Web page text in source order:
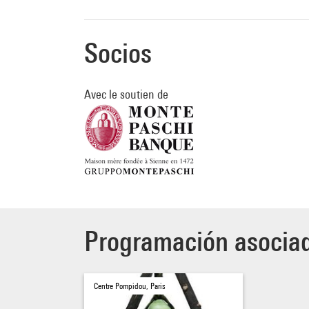
Socios
Avec le soutien de
Programación
Centre Pompidou, Paris